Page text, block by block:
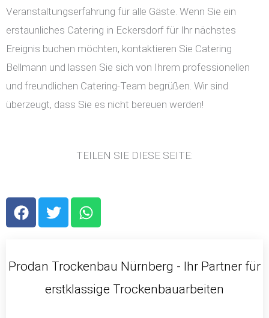
Veranstaltungserfahrung für alle Gäste. Wenn Sie ein
erstaunliches Catering in Eckersdorf für Ihr nächstes
Ereignis buchen möchten, kontaktieren Sie Catering
Bellmann und lassen Sie sich von Ihrem professionellen
und freundlichen Catering-Team begrüßen. Wir sind
überzeugt, dass Sie es nicht bereuen werden!
TEILEN SIE DIESE SEITE:
F
a
b
T
w
t
r
W
h
s
p
Prodan Trockenbau Nürnberg - Ihr Partner für
erstklassige Trockenbauarbeiten